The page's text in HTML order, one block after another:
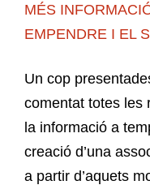
MÉS
EMPENDRE I EL
Un cop
comentat totes les
la informació a
creació d’una
a partir d’aquets